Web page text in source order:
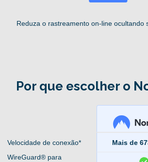
Reduza o rastreamento on-line ocultando
Por que escolher o
Velocidade de conexão* Mais de
WireGuard® para